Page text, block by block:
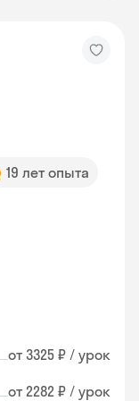
19 лет опыта
от 3325 ₽ / урок
от 2282 ₽ / урок